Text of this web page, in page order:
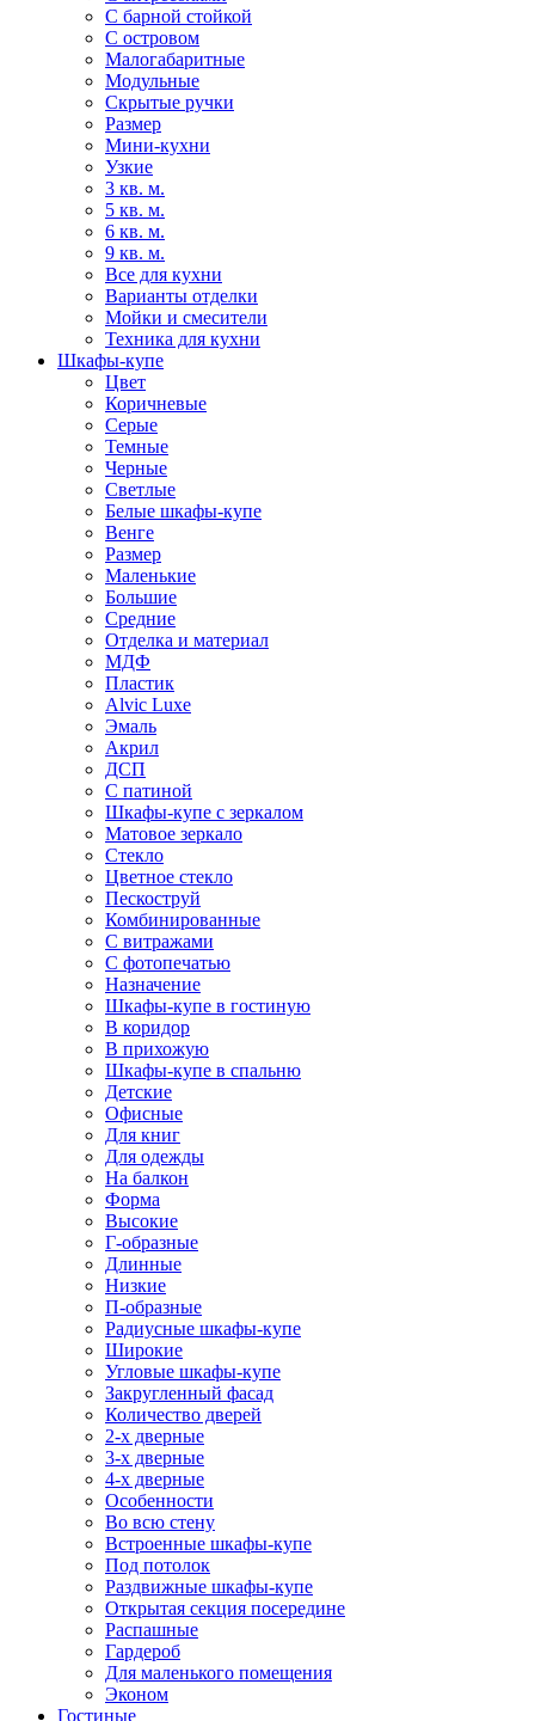
С барной стойкой
С островом
Малогабаритные
Модульные
Скрытые ручки
Размер
Мини-кухни
Узкие
3 кв. м.
5 кв. м.
6 кв. м.
9 кв. м.
Все для кухни
Варианты отделки
Мойки и смесители
Техника для кухни
Шкафы-купе
Цвет
Коричневые
Серые
Темные
Черные
Светлые
Белые шкафы-купе
Венге
Размер
Маленькие
Большие
Средние
Отделка и материал
МДФ
Пластик
Alvic Luxe
Эмаль
Акрил
ДСП
С патиной
Шкафы-купе с зеркалом
Матовое зеркало
Стекло
Цветное стекло
Пескоструй
Комбинированные
С витражами
С фотопечатью
Назначение
Шкафы-купе в гостиную
В коридор
В прихожую
Шкафы-купе в спальню
Детские
Офисные
Для книг
Для одежды
На балкон
Форма
Высокие
Г-образные
Длинные
Низкие
П-образные
Радиусные шкафы-купе
Широкие
Угловые шкафы-купе
Закругленный фасад
Количество дверей
2-х дверные
3-х дверные
4-х дверные
Особенности
Во всю стену
Встроенные шкафы-купе
Под потолок
Раздвижные шкафы-купе
Открытая секция посередине
Распашные
Гардероб
Для маленького помещения
Эконом
Гостиные